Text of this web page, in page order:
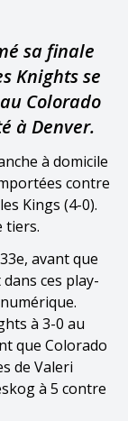
sa finale
Knights se
Colorado
à Denver.
à domicile
contre
Kings (4-0).
tiers.
avant que
ces play-
à 3-0 au
que Colorado
de Valeri
à 5 contre